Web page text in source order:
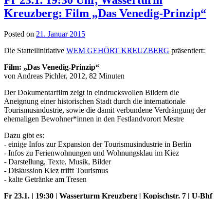
Kreuzberg: Film „Das Venedig-Prinzip“
Posted on 21. Januar 2015
Die Statteilinitiative WEM GEHÖRT KREUZBERG präsentiert:
Film: „Das Venedig-Prinzip“
von Andreas Pichler, 2012, 82 Minuten
Der Dokumentarfilm zeigt in eindrucksvollen Bildern die
Aneignung einer historischen Stadt durch die internationale
Tourismusindustrie, sowie die damit verbundene Verdrängung der
ehemaligen Bewohner*innen in den Festlandvorort Mestre
Dazu gibt es:
­- einige Infos zur Expansion der Tourismusindustrie in Berlin
­- Infos zu Ferienwohnungen und Wohnungsklau im Kiez
­- Darstellung, Texte, Musik, Bilder
­- Diskussion Kiez trifft Tourismus
­- kalte Getränke am Tresen
Fr 23.1. | 19:30 | Wasserturm Kreuzberg | Kopischstr. 7 | U-Bhf